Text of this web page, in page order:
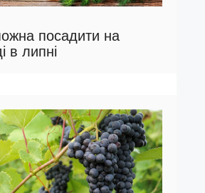
посадити на
в липні